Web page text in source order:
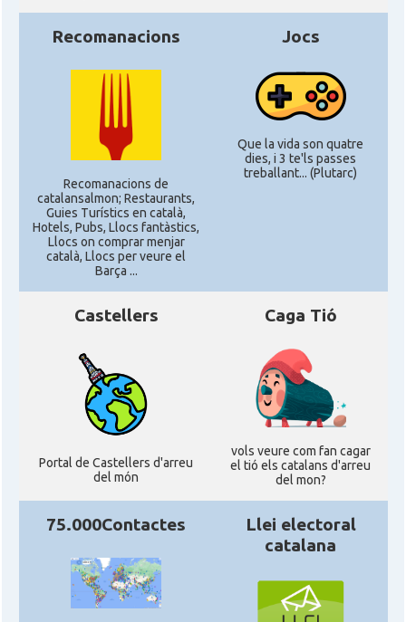
Recomanacions
Recomanacions de
catalansalmon; Restaurants,
Guies Turístics en català,
Hotels, Pubs, Llocs fantàstics,
Llocs on comprar menjar
català, Llocs per veure el
Barça ...
Jocs
Que la vida son quatre
dies, i 3 te'ls passes
treballant... (Plutarc)
Castellers
Portal de Castellers d'arreu
del món
Caga Tió
vols veure com fan cagar
el tió els catalans d'arreu
del mon?
75.000Contactes
Llei electoral
catalana